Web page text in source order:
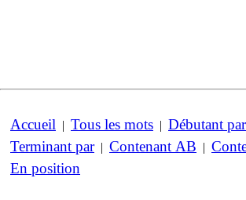
Accueil | Tous les mots | Débutant par
Terminant par| Contenant AB |
En position